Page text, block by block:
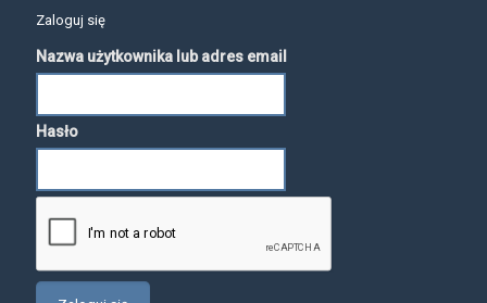
Zaloguj się
Nazwa użytkownika lub adres email
Hasło